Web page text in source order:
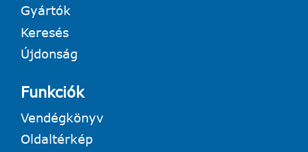
Gyártók
Keresés
Újdonság
Funkciók
Vendégkönyv
Oldaltérkép